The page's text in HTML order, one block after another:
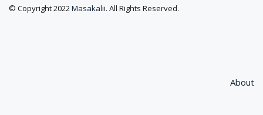
© Copyright 2022Masakalii. All Rights Reserved.
About